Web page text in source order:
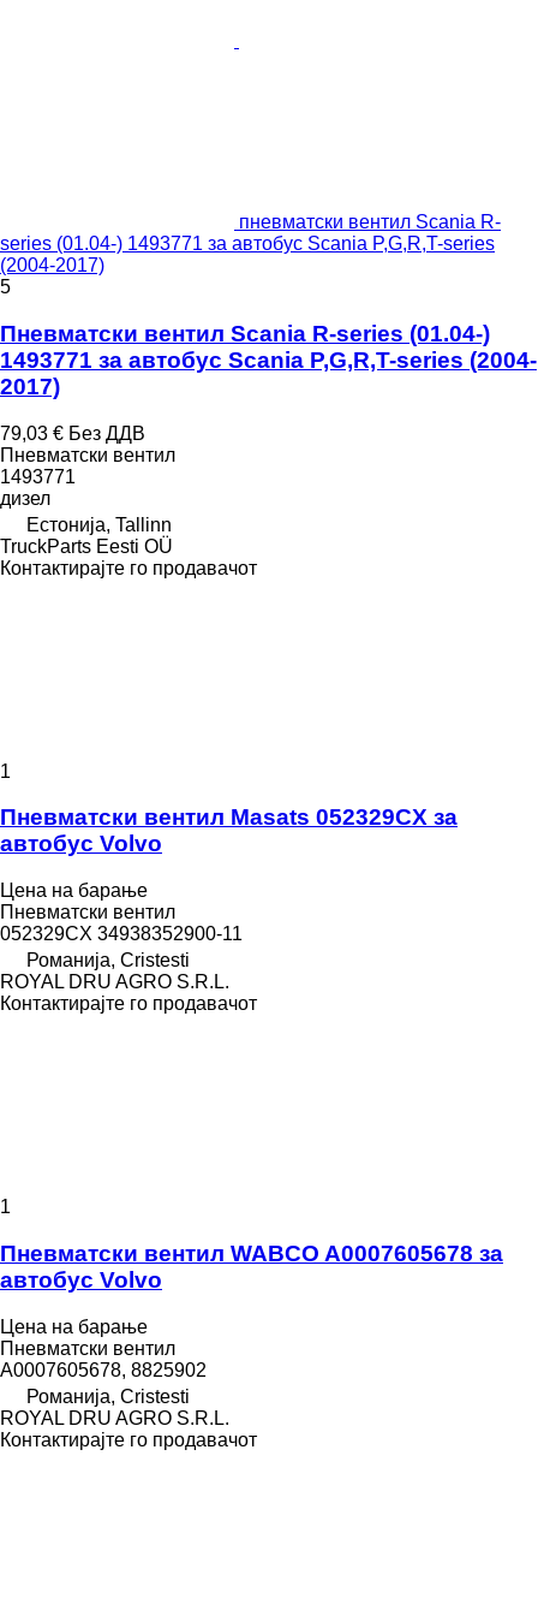
пневматски вентил Scania R-
series (01.04-) 1493771 за автобус Scania P,G,R,T-series
(2004-2017)
5
Пневматски вентил Scania R-series (01.04-)
1493771 за автобус Scania P,G,R,T-series (2004-
2017)
79,03 € Без ДДВ
Пневматски вентил
1493771
дизел
Естонија, Tallinn
TruckParts Eesti OÜ
Контактирајте го продавачот
1
Пневматски вентил Masats 052329CX за
автобус Volvo
Цена на барање
Пневматски вентил
052329CX 34938352900-11
Романија, Cristesti
ROYAL DRU AGRO S.R.L.
Контактирајте го продавачот
1
Пневматски вентил WABCO A0007605678 за
автобус Volvo
Цена на барање
Пневматски вентил
A0007605678, 8825902
Романија, Cristesti
ROYAL DRU AGRO S.R.L.
Контактирајте го продавачот